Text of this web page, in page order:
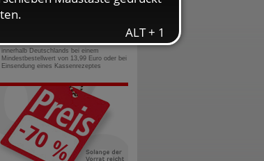
gebührenfreie Rufnummer
innerhalb Deutschlands bei einem
Mindestbestellwert von 13,99 Euro oder bei
Einsendung eines Kassenrezeptes